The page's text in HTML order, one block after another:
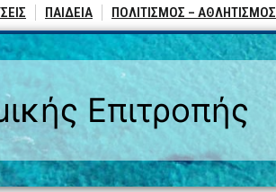
ΠΑΙΔΕΙΑ ΠΟΛΙΤΙΣΜΟΣ – ΑΘΛΗΤΙΣΜΟΣ
Επιτροπής